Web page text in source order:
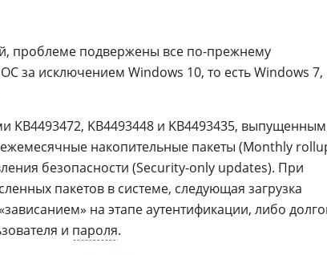
проблеме подвержены все по-прежнему
за исключением Windows 10, то есть Windows 7,
KB4493472, KB4493448 и KB4493435,
ежемесячные накопительные пакеты (Monthly
безопасности (Security-only updates). При
пакетов в системе, следующая загрузка
на этапе аутентификации, либо
и пароля.